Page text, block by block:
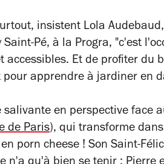
insistent Lola
Saint-Pé, à la Progra, "c'est
accessibles. Et de profiter du
pour apprendre à jardiner en
salivante en perspective face
de Paris), qui transforme
porn cheese ! Son Saint-